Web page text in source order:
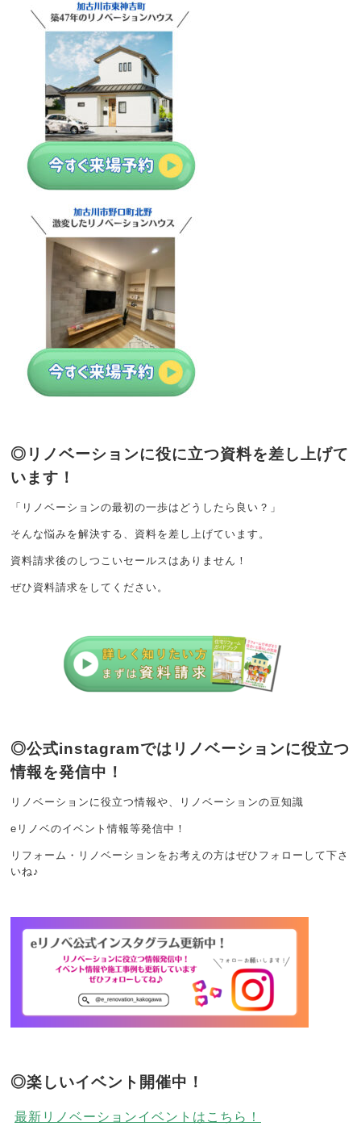
◎リノベーションに役に立つ資料を差し上げて
います！
「リノベーションの最初の一歩はどうしたら良い？」
そんな悩みを解決する、資料を差し上げています。
資料請求後のしつこいセールスはありません！
ぜひ資料請求をしてください。
◎公式instagramではリノベーションに役立つ
情報を発信中！
リノベーションに役立つ情報や、リノベーションの豆知識
eリノベのイベント情報等発信中！
リフォーム・リノベーションをお考えの方はぜひフォローして下さ
いね♪
◎楽しいイベント開催中！
最新リノベーションイベントはこちら！